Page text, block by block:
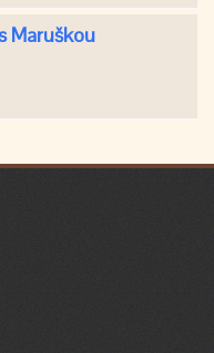
Maruškou